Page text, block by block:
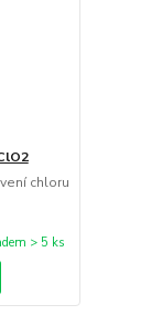
chloru
> 5 ks